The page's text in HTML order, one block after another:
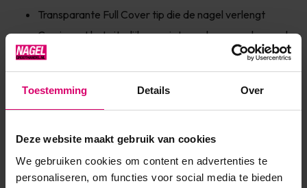
Toestemming Details Over
Deze website maakt gebruik van cookies
We gebruiken cookies om content en advertenties te
personaliseren, om functies voor social media te bieden
Transparante Full Cover tip die de nagel verlengt
Corrigeert het uiterlijk van niet goed gevormde nagels
EAN 639370012834